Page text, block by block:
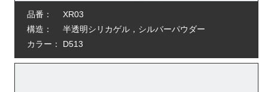
品番：
XR03
構造：
半透明シリカゲル，シルバーパウダー
カラー：
D513